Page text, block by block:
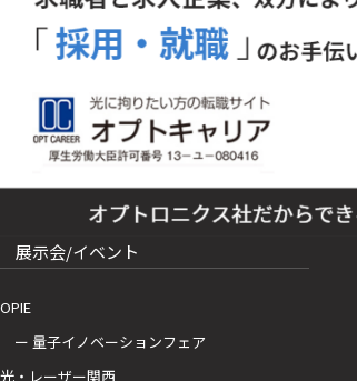
展示会/イベント
OPIE
ー 量子イノベーションフェア
光・レーザー関西